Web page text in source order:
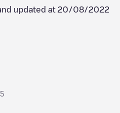
updated at 20/08/2022